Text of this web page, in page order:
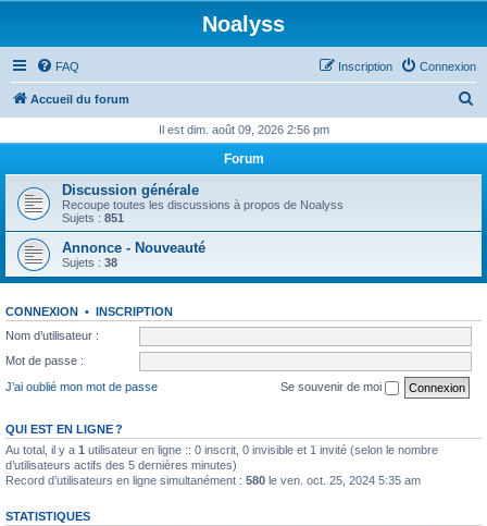
Noalyss
FAQ Connexion
Inscription
Accueil du forum
h
r
h
Il est dim. août 09, 2026 2:56 pm
Forum
Discussion générale
Recoupe toutes les discussions à propos de Noalyss
Sujets : 851
Annonce - Nouveauté
Sujets : 38
CONNEXION • INSCRIPTION
Nom d’utilisateur :
Mot de passe :
J’ai oublié mon mot de passe
Se souvenir de moi
QUI EST EN LIGNE ?
Au total, il y a 1 utilisateur en ligne :: 0 inscrit, 0 invisible et 1 invité (selon le nombre
d’utilisateurs actifs des 5 dernières minutes)
Record d’utilisateurs en ligne simultanément : 580 le ven. oct. 25, 2024 5:35 am
STATISTIQUES